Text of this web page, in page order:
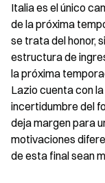
Italia es el único
de la próxima
se trata del honor,
estructura de
la próxima
Lazio cuenta con
incertidumbre del
deja margen para
motivaciones
de esta final sean